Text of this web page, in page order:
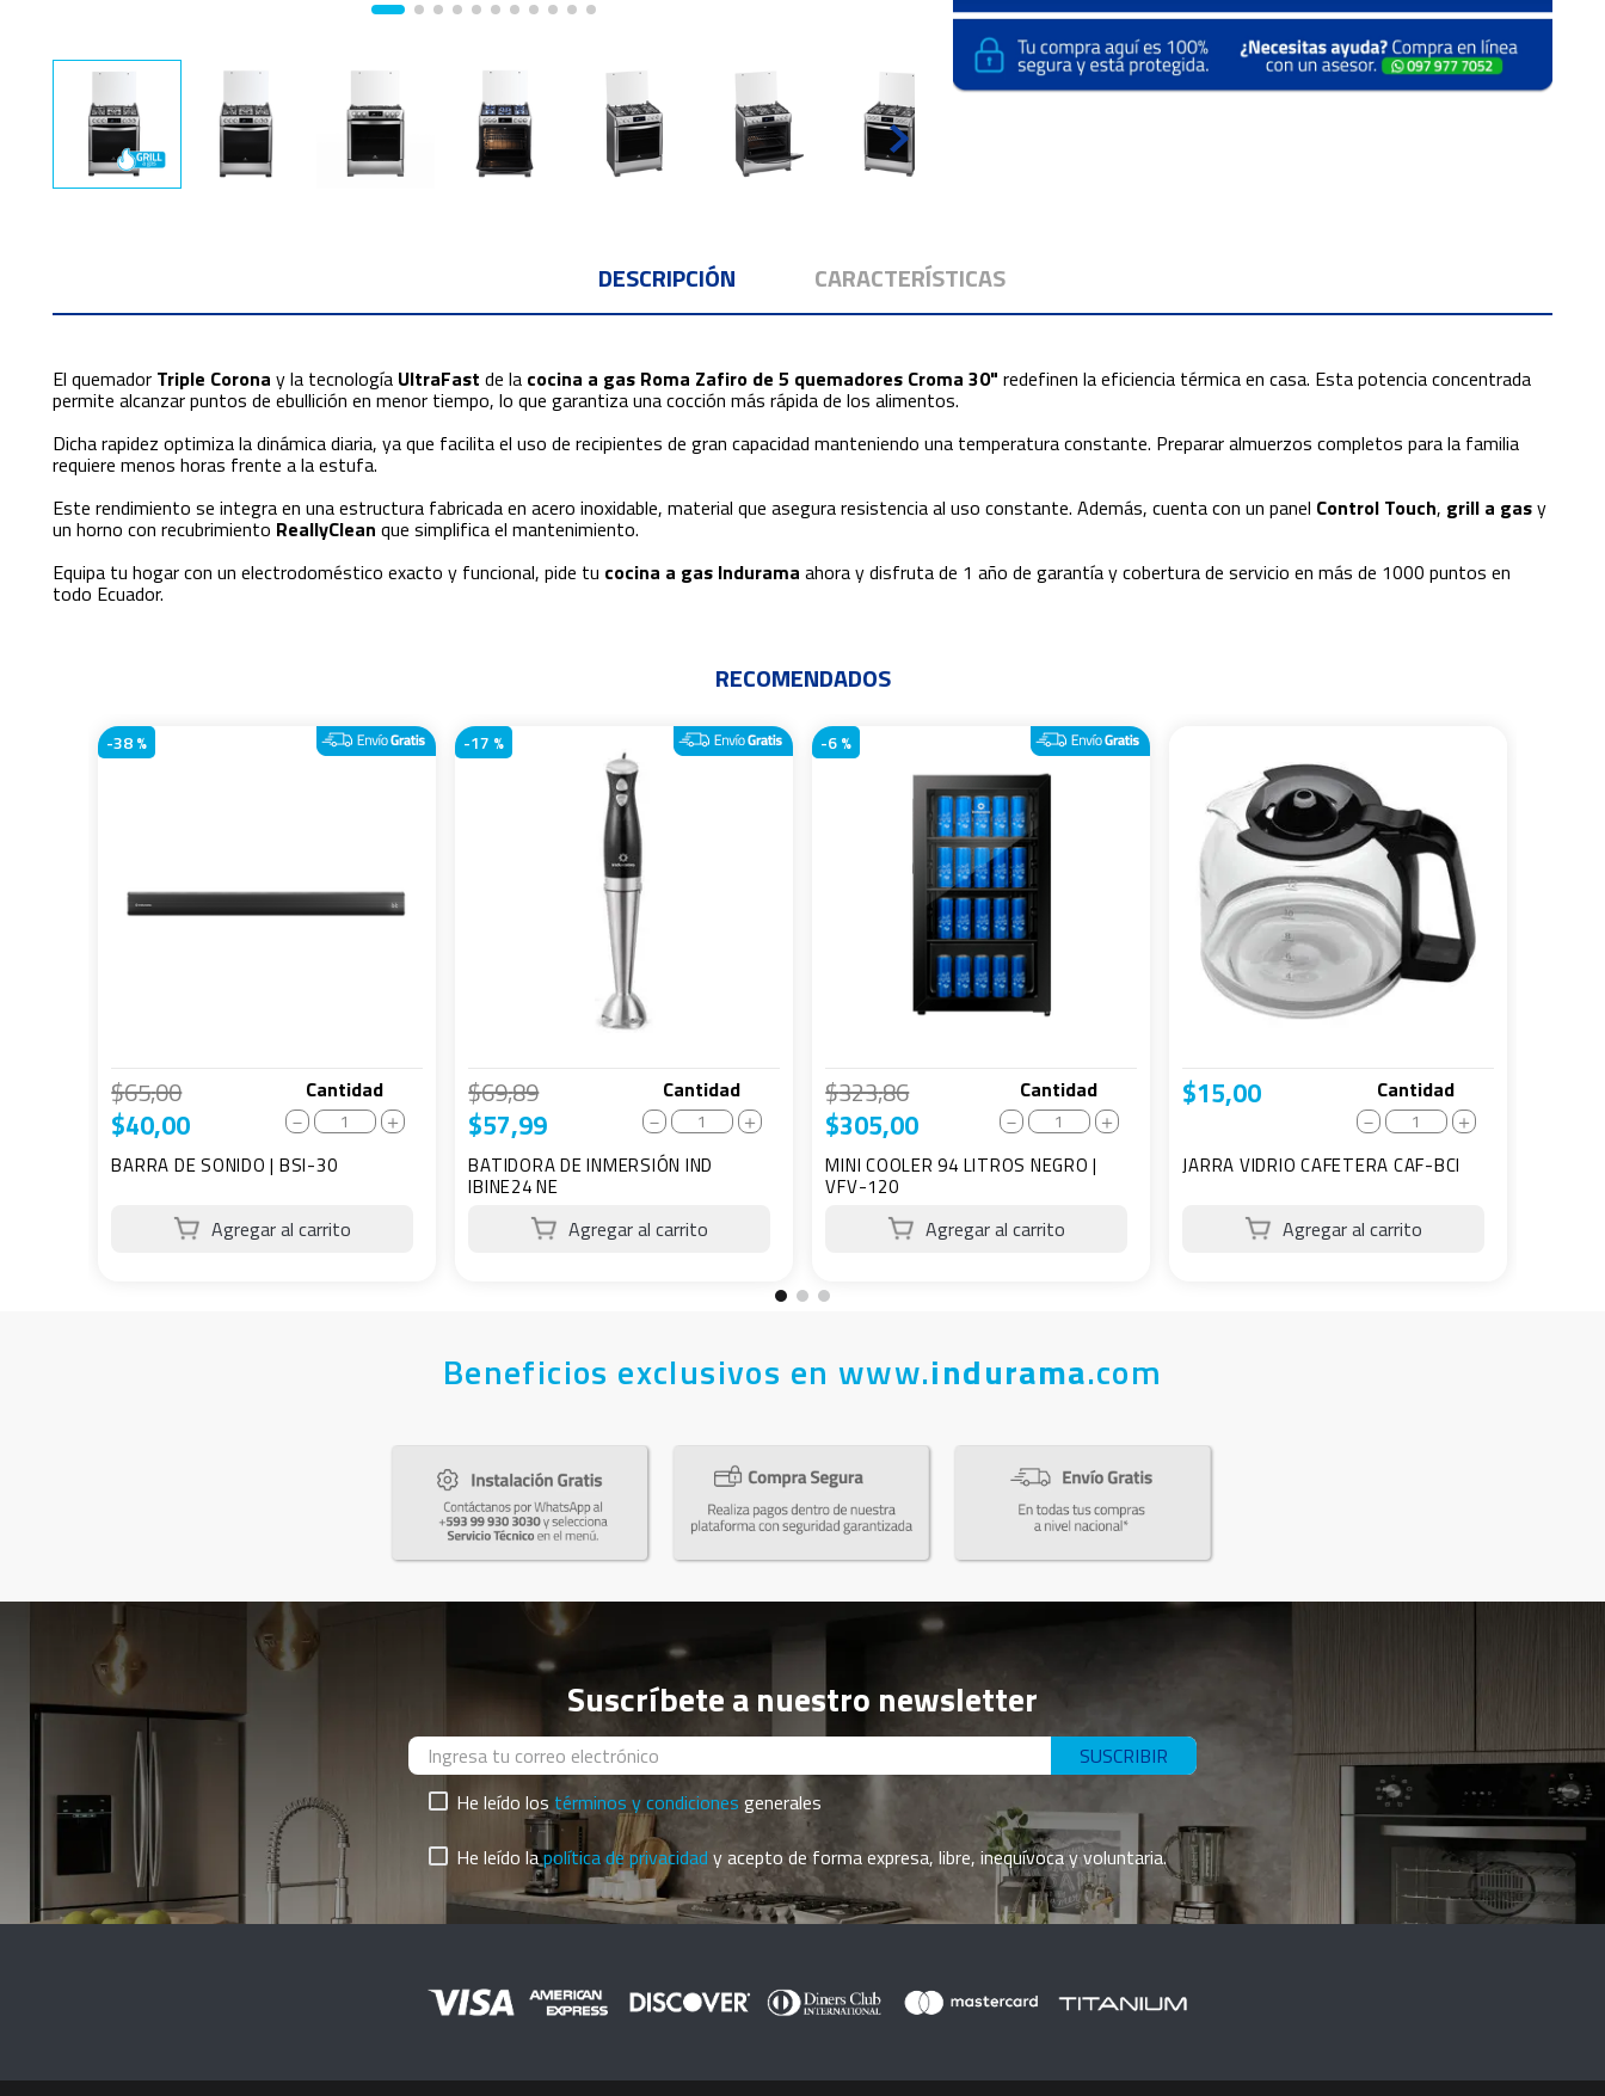
DESCRIPCIÓN CARACTERÍSTICAS
El quemador Triple Corona y la tecnología UltraFast de la cocina a gas Roma Zafiro de 5 quemadores Croma 30" redefinen la eficiencia térmica en casa. Esta potencia concentrada
permite alcanzar puntos de ebullición en menor tiempo, lo que garantiza una cocción más rápida de los alimentos.
Dicha rapidez optimiza la dinámica diaria, ya que facilita el uso de recipientes de gran capacidad manteniendo una temperatura constante. Preparar almuerzos completos para la familia
requiere menos horas frente a la estufa.
Este rendimiento se integra en una estructura fabricada en acero inoxidable, material que asegura resistencia al uso constante. Además, cuenta con un panel Control Touch, grill a gasy
un horno con recubrimiento ReallyClean que simplifica el mantenimiento.
Equipa tu hogar con un electrodoméstico exacto y funcional, pide tu cocina a gas Indurama ahora y disfruta de 1 año de garantía y cobertura de servicio en más de 1000 puntos en
todo Ecuador.
RECOMENDADOS
-38 %
$65,00
$40,00
Cantidad
＋
－
BARRA DE SONIDO | BSI-30
-17 %
$69,89
$57,99
Cantidad
＋
－
BATIDORA DE INMERSIÓN IND
IBINE24 NE
-6 %
$323,86
$305,00
Cantidad
＋
－
MINI COOLER 94 LITROS NEGRO |
VFV-120
$15,00 Cantidad
＋
－
JARRA VIDRIO CAFETERA CAF-BCI
Beneficios exclusivos en www.indurama.com
Suscríbete a nuestro newsletter
SUSCRIBIR
He leído lostérminos y condiciones generales
He leído lapolítica de privacidad y acepto de forma expresa, libre, inequívoca y voluntaria.